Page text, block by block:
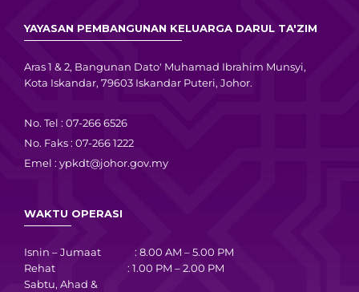
YAYASAN PEMBANGUNAN KELUARGA DARUL TA'ZIM
Aras 1 & 2, Bangunan Dato' Muhamad Ibrahim Munsyi,
Kota Iskandar, 79603 Iskandar Puteri, Johor.
No. Tel : 07-266 6526
No. Faks : 07-266 1222
Emel : ypkdt@johor.gov.my
WAKTU OPERASI
Isnin – Jumaat : 8.00 AM – 5.00 PM
Rehat : 1.00 PM – 2.00 PM
Sabtu, Ahad &